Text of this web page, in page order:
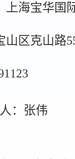
上海宝华国
山区克山路
：张伟